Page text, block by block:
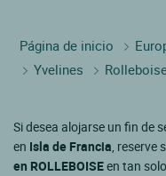
Página de inicio
Yvelines
Si desea alojarse un fin de
en Isla de Francia, reserve
en ROLLEBOISEen tan